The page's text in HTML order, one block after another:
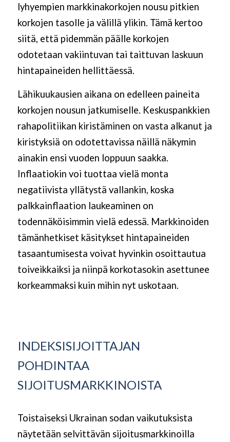
lyhyempien markkinakorkojen nousu pitkien
korkojen tasolle ja välillä ylikin. Tämä kertoo
siitä, että pidemmän päälle korkojen
odotetaan vakiintuvan tai taittuvan laskuun
hintapaineiden hellittäessä.
Lähikuukausien aikana on edelleen paineita
korkojen nousun jatkumiselle. Keskuspankkien
rahapolitiikan kiristäminen on vasta alkanut ja
kiristyksiä on odotettavissa näillä näkymin
ainakin ensi vuoden loppuun saakka.
Inflaatiokin voi tuottaa vielä monta
negatiivista yllätystä vallankin, koska
palkkainflaation laukeaminen on
todennäköisimmin vielä edessä. Markkinoiden
tämänhetkiset käsitykset hintapaineiden
tasaantumisesta voivat hyvinkin osoittautua
toiveikkaiksi ja niinpä korkotasokin asettunee
korkeammaksi kuin mihin nyt uskotaan.
INDEKSISIJOITTAJAN
POHDINTAA
SIJOITUSMARKKINOISTA
Toistaiseksi Ukrainan sodan vaikutuksista
näytetään selvittävän sijoitusmarkkinoilla